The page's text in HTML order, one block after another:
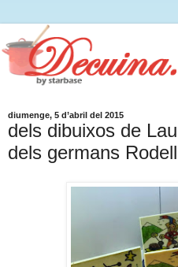
diumenge, 5 d’abril del 2015
dels dibuixos de
dels germans